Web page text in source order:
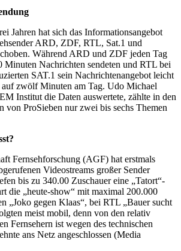
Jahren hat sich das Informationsangebot
ARD, ZDF, RTL, Sat.1 und
Während ARD und ZDF jeden Tag
Minuten Nachrichten sendeten und RTL bei
SAT.1 sein Nachrichtenangebot leicht
auf zwölf Minuten am Tag. Udo Michael
Institut die Daten auswertete, zählte in den
von ProSieben nur zwei bis sechs Themen
Fernsehforschung (AGF) hat erstmals
Videostreams großer Sender
bis zu 340.00 Zuschauer eine „Tatort“-
die „heute-show“ mit maximal 200.000
„Joko gegen Klaas“, bei RTL „Bauer sucht
meist mobil, denn von den relativ
Fernsehern ist wegen des technischen
ans Netz angeschlossen (Media